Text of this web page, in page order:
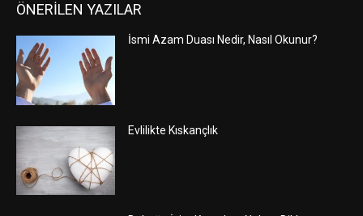
ÖNERİLEN YAZILAR
İsmi Azam Duası Nedir, Nasıl Okunur?
Evlilikte Kıskançlık